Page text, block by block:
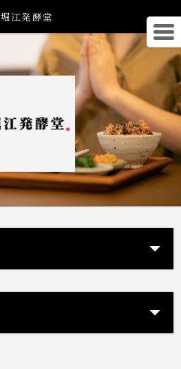
堀江発酵堂